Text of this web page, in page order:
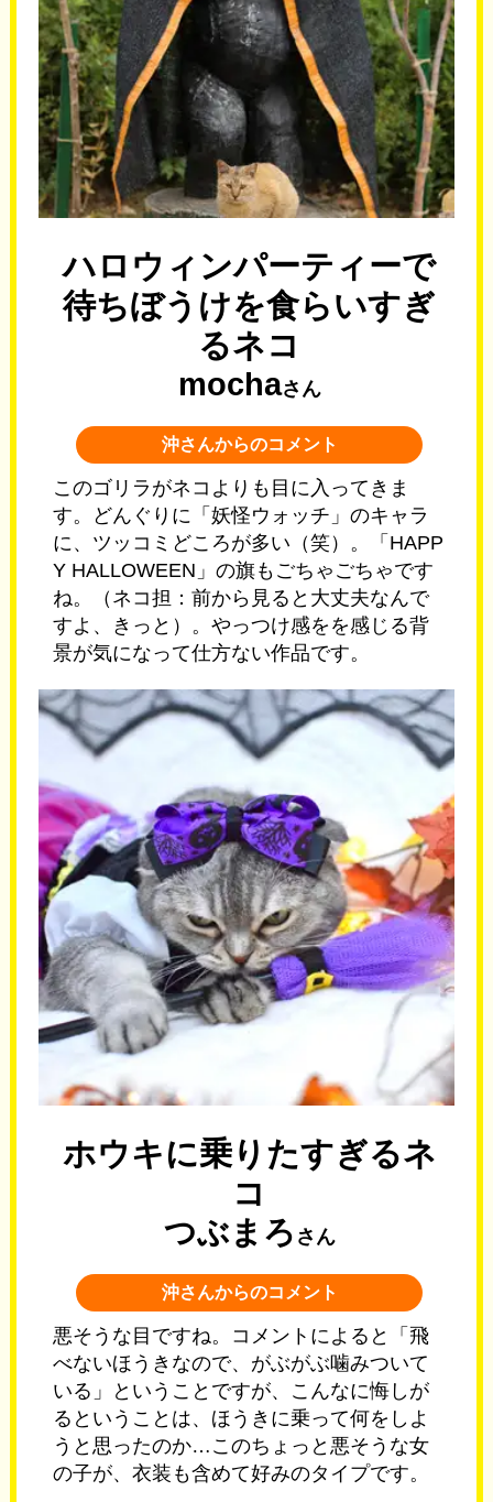
ハロウィンパーティーで
待ちぼうけを食らいすぎ
るネコ
mochaさん
沖さんからのコメント
このゴリラがネコよりも目に入ってきま
す。どんぐりに「妖怪ウォッチ」のキャラ
に、ツッコミどころが多い（笑）。「HAPP
Y HALLOWEEN」の旗もごちゃごちゃです
ね。（ネコ担：前から見ると大丈夫なんで
すよ、きっと）。やっつけ感をを感じる背
景が気になって仕方ない作品です。
ホウキに乗りたすぎるネ
コ
つぶまろ さん
沖さんからのコメント
悪そうな目ですね。コメントによると「飛
べないほうきなので、がぶがぶ噛みついて
いる」ということですが、こんなに悔しが
るということは、ほうきに乗って何をしよ
うと思ったのか…このちょっと悪そうな女
の子が、衣装も含めて好みのタイプです。